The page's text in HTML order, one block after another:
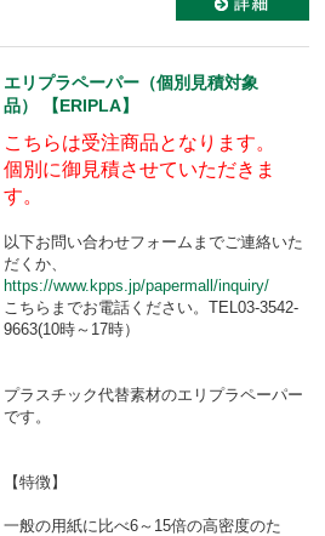
エリプラペーパー（個別見積対象
品） 【ERIPLA】
こちらは受注商品となります。
個別に御見積させていただきま
す。
以下お問い合わせフォームまでご連絡いた
だくか、
https://www.kpps.jp/papermall/inquiry/
こちらまでお電話ください。TEL03-3542-
9663(10時～17時）
プラスチック代替素材のエリプラペーパー
です。
【特徴】
一般の用紙に比べ6～15倍の高密度のた